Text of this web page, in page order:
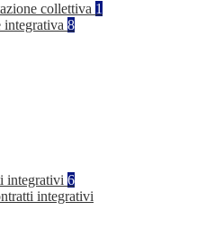
collettiva 1
integrativa 8
integrativi 6
integrativi